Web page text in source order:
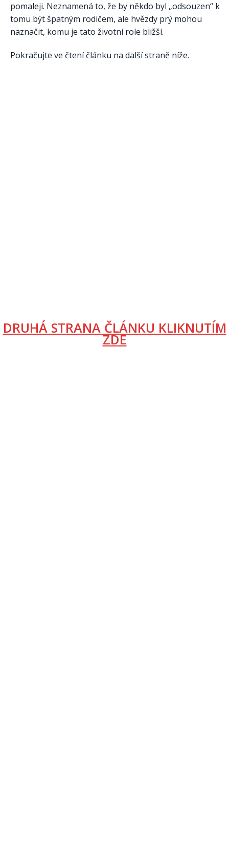
pomaleji. Neznamená to, že by někdo byl „odsouzen“ k
tomu být špatným rodičem, ale hvězdy prý mohou
naznačit, komu je tato životní role bližší.
Pokračujte ve čtení článku na další straně níže.
DRUHÁ STRANA ČLÁNKU KLIKNUTÍM
ZDE